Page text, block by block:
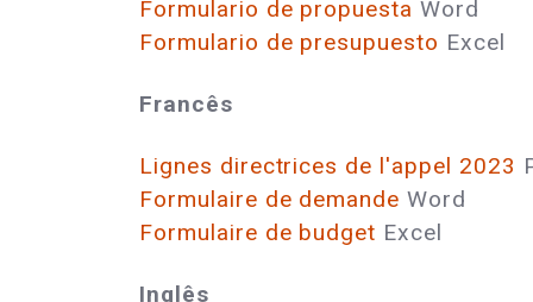
Formulario de propuesta Word
Formulario de presupuesto Excel
Francês
Lignes directrices de l'appel 2023
Formulaire de demande Word
Formulaire de budget Excel
Inglês